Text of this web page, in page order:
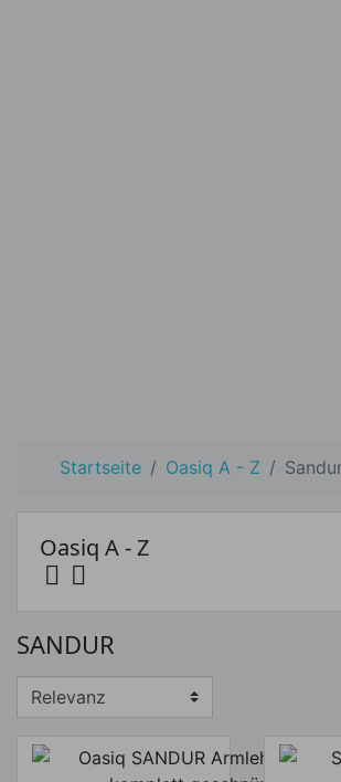
Startseite Oasiq A - Z
Preis
Preis von
€
Oasiq A - Z
 
SANDUR